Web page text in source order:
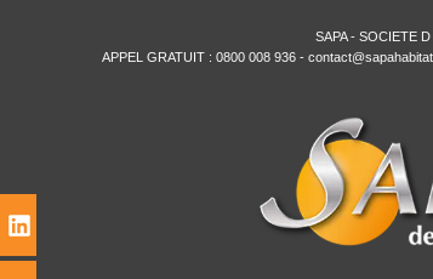
SAPA- SOCIETE D
APPEL GRATUIT : 0800 008 936 -